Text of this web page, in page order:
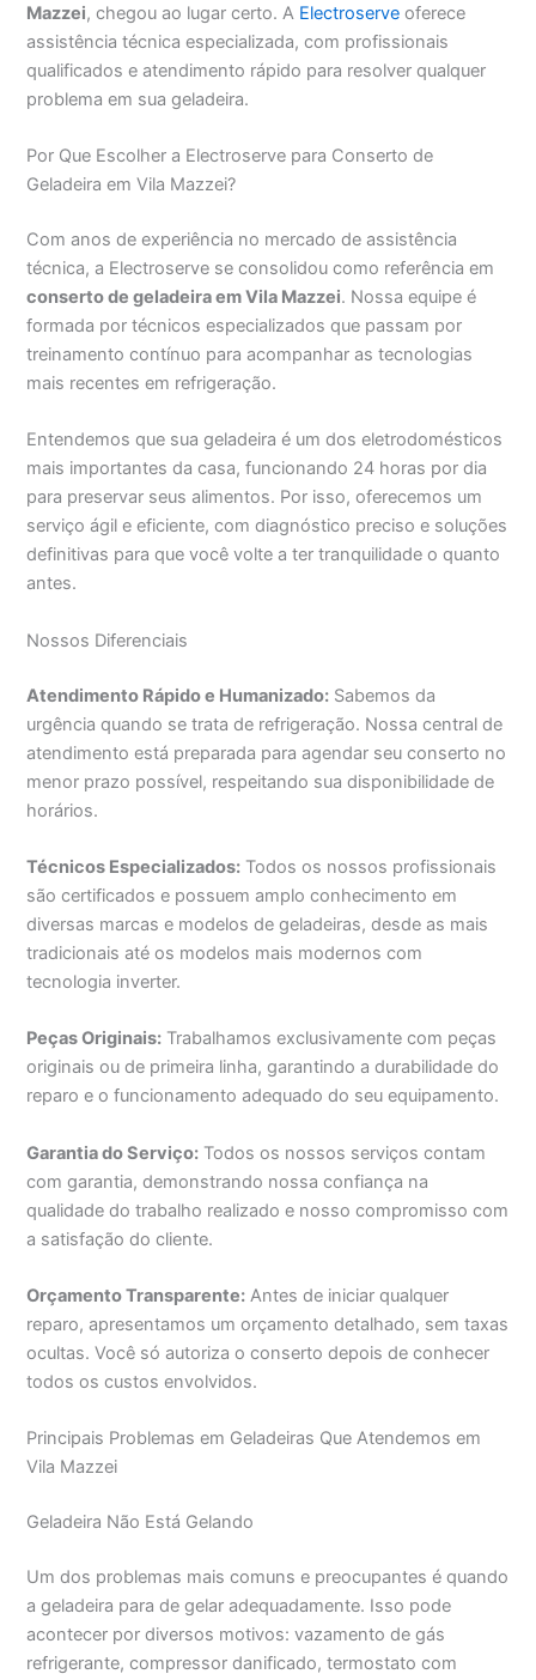
Mazzei, chegou ao lugar certo. A Electroserve oferece
assistência técnica especializada, com profissionais
qualificados e atendimento rápido para resolver qualquer
problema em sua geladeira.
Por Que Escolher a Electroserve para Conserto de
Geladeira em Vila Mazzei?
Com anos de experiência no mercado de assistência
técnica, a Electroserve se consolidou como referência em
conserto de geladeira em Vila Mazzei. Nossa equipe é
formada por técnicos especializados que passam por
treinamento contínuo para acompanhar as tecnologias
mais recentes em refrigeração.
Entendemos que sua geladeira é um dos eletrodomésticos
mais importantes da casa, funcionando 24 horas por dia
para preservar seus alimentos. Por isso, oferecemos um
serviço ágil e eficiente, com diagnóstico preciso e soluções
definitivas para que você volte a ter tranquilidade o quanto
antes.
Nossos Diferenciais
Atendimento Rápido e Humanizado: Sabemos da
urgência quando se trata de refrigeração. Nossa central de
atendimento está preparada para agendar seu conserto no
menor prazo possível, respeitando sua disponibilidade de
horários.
Técnicos Especializados: Todos os nossos profissionais
são certificados e possuem amplo conhecimento em
diversas marcas e modelos de geladeiras, desde as mais
tradicionais até os modelos mais modernos com
tecnologia inverter.
Peças Originais: Trabalhamos exclusivamente com peças
originais ou de primeira linha, garantindo a durabilidade do
reparo e o funcionamento adequado do seu equipamento.
Garantia do Serviço: Todos os nossos serviços contam
com garantia, demonstrando nossa confiança na
qualidade do trabalho realizado e nosso compromisso com
a satisfação do cliente.
Orçamento Transparente: Antes de iniciar qualquer
reparo, apresentamos um orçamento detalhado, sem taxas
ocultas. Você só autoriza o conserto depois de conhecer
todos os custos envolvidos.
Principais Problemas em Geladeiras Que Atendemos em
Vila Mazzei
Geladeira Não Está Gelando
Um dos problemas mais comuns e preocupantes é quando
a geladeira para de gelar adequadamente. Isso pode
acontecer por diversos motivos: vazamento de gás
refrigerante, compressor danificado, termostato com